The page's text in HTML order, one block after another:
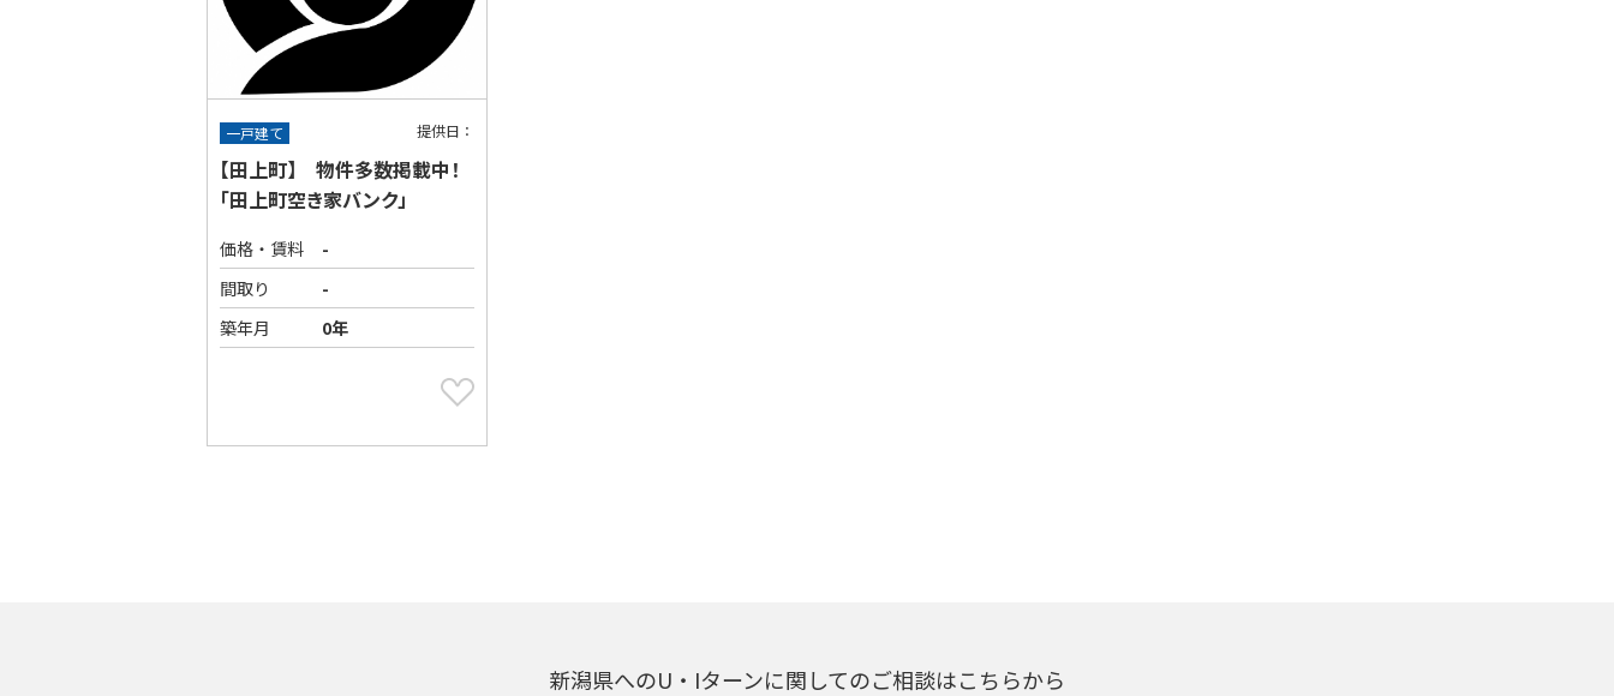
一戸建て 提供日：
【田上町】 物件多数掲載中！
「田上町空き家バンク」
価格・賃料
-
間取り
-
築年月
0年
新潟県へのU・Iターンに関してのご相談はこちらから